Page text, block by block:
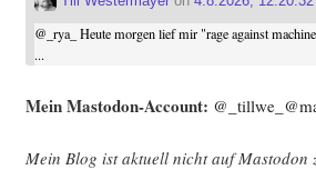
@ _rya_ Heute morgen lief mir "rage against
...
Mein Mast­o­don-Account:
Mein Blog ist aktu­ell nicht auf Mast­o­don